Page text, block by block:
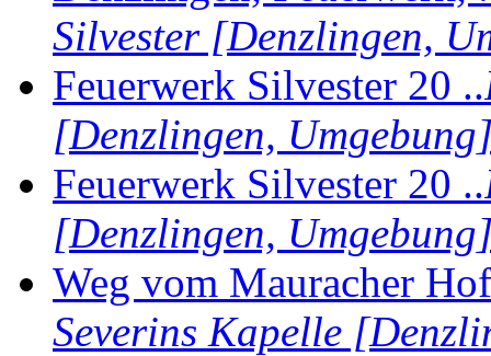
Silvester [Denzlingen,
Feuerwerk Silvester 20 ..
[Denzlingen,
Feuerwerk Silvester 20 ..
[Denzlingen,
Weg vom Mauracher
Severins Kapelle